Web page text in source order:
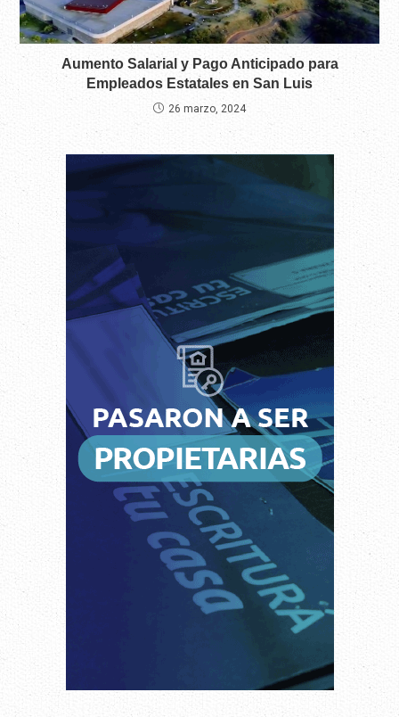
Aumento Salarial y Pago Anticipado para
Empleados Estatales en San Luis
26 marzo, 2024